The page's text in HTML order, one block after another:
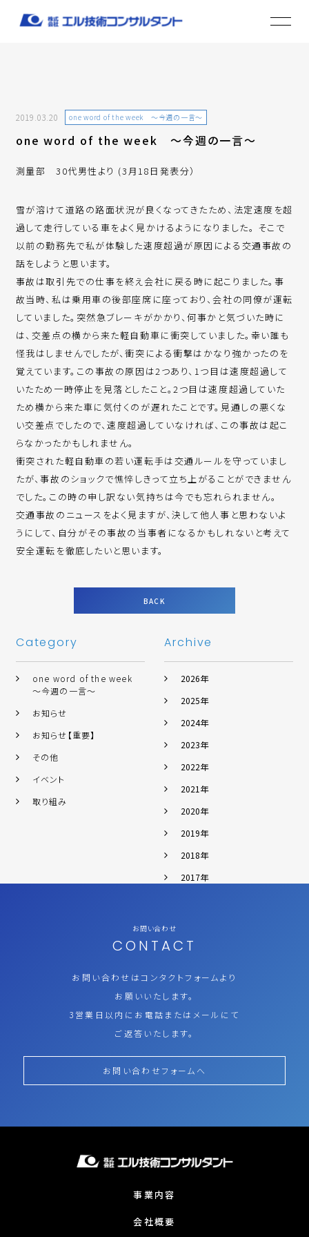
2019.03.20 one word of the week ～今週の一言～
one word of the week ～今週の一言～
測量部 30代男性より (3月18日発表分）
雪が溶けて道路の路面状況が良くなってきたため、法定速度を超
過して走行している車をよく見かけるようになりました。 そこで
以前の勤務先で私が体験した速度超過が原因による交通事故の
話をしようと思います。
事故は取引先での仕事を終え会社に戻る時に起こりました。事
故当時、私は乗用車の後部座席に座っており、会社の同僚が運転
していました。突然急ブレーキがかかり、何事かと気づいた時に
は、交差点の横から来た軽自動車に衝突していました。幸い誰も
怪我はしませんでしたが、衝突による衝撃はかなり強かったのを
覚えています。この事故の原因は2つあり、1つ目は速度超過して
いたため一時停止を見落としたこと。2つ目は速度超過していた
ため横から来た車に気付くのが遅れたことです。見通しの悪くな
い交差点でしたので、速度超過していなければ、この事故は起こ
らなかったかもしれません。
衝突された軽自動車の若い運転手は交通ルールを守っていまし
たが、事故のショックで憔悴しきって立ち上がることができません
でした。この時の申し訳ない気持ちは今でも忘れられません。
交通事故のニュースをよく見ますが、決して他人事と思わないよ
うにして、自分がその事故の当事者になるかもしれないと考えて
安全運転を徹底したいと思います。
BACK
Category
one word of the week
～今週の一言～
お知らせ
お知らせ【重要】
その他
イベント
取り組み
Archive
2026年
2025年
2024年
2023年
2022年
2021年
2020年
2019年
2018年
2017年
お問い合わせ
CONTACT
お問い合わせはコンタクトフォームより
お願いいたします。
3営業日以内にお電話またはメールにて
ご返答いたします。
お問い合わせフォームへ
事業内容
会社概要